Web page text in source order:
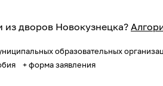
из дворов Новокузнецка?
образовательных
+ форма заявления